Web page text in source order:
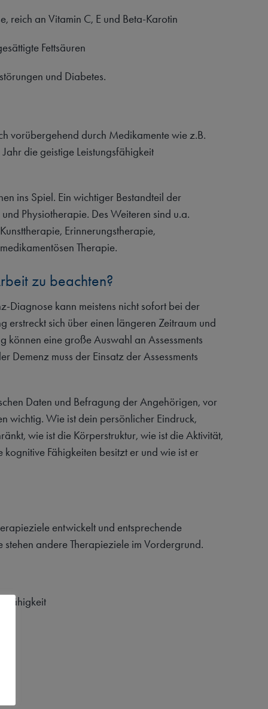
reich an Vitamin C, E und Beta-Karotin
Fettsäuren
und Diabetes.
vorübergehend durch Medikamente wie z.B.
die geistige Leistungsfähigkeit
ins Spiel. Ein wichtiger Bestandteil der
Physiotherapie. Des Weiteren sind u.a.
Erinnerungstherapie,
Therapie.
zu beachten?
Diagnose kann meistens nicht sofort bei der
erstreckt sich über einen längeren Zeitraum und
können eine große Auswahl an Assessments
Demenz muss der Einsatz der Assessments
Daten und Befragung der Angehörigen, vor
wichtig. Wie ist dein persönlicher Eindruck,
wie ist die Körperstruktur, wie ist die Aktivität,
Fähigkeiten besitzt er und wie ist er
entwickelt und entsprechende
andere Therapieziele im Vordergrund.